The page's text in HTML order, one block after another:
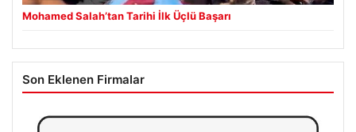
Mohamed Salah’tan Tarihi İlk Üçlü Başarı
Son Eklenen Firmalar